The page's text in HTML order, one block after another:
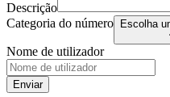
Descrição
Categoria do número
Escolha
Nome de utilizador
Enviar